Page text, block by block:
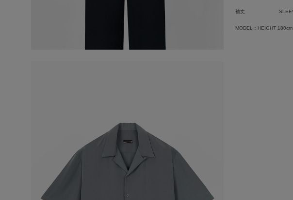
袖丈
MODEL：HEIGHT